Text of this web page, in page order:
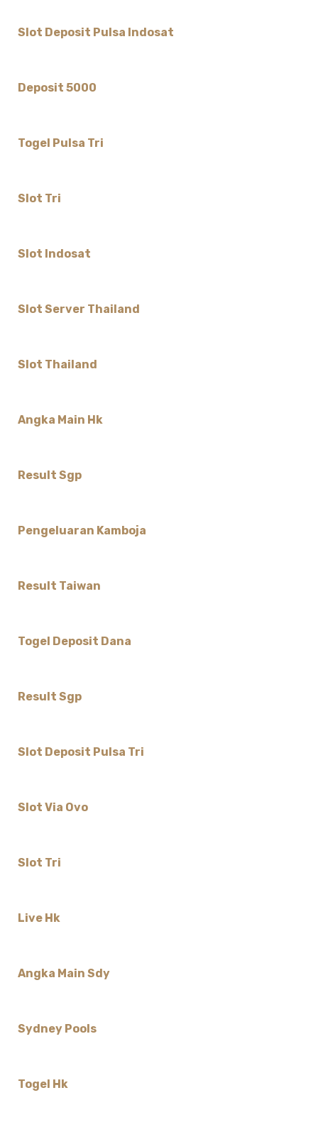
Slot Deposit Pulsa Indosat
Deposit 5000
Togel Pulsa Tri
Slot Tri
Slot Indosat
Slot Server Thailand
Slot Thailand
Angka Main Hk
Result Sgp
Pengeluaran Kamboja
Result Taiwan
Togel Deposit Dana
Result Sgp
Slot Deposit Pulsa Tri
Slot Via Ovo
Slot Tri
Live Hk
Angka Main Sdy
Sydney Pools
Togel Hk